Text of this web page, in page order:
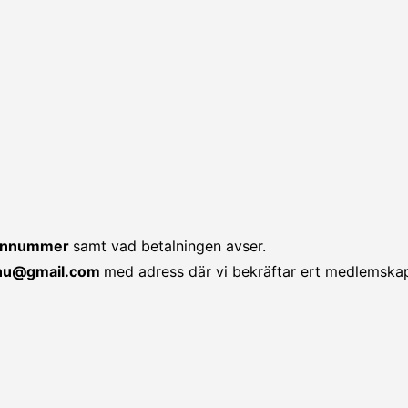
samt vad betalningen avser.
med adress där vi bekräftar ert